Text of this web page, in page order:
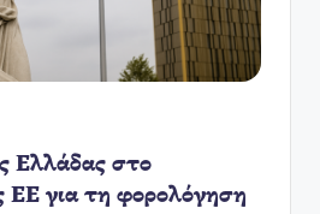
Ελλάδας στο
ΕΕ για τη φορολόγηση